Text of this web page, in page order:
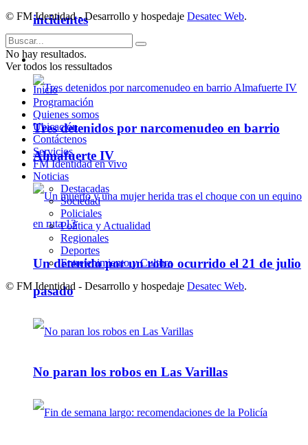
incidentes
Policiales
Tres detenidos por narcomenudeo en barrio
Almafuerte IV
Un detenido por un robo ocurrido el 21 de julio
pasado
No paran los robos en Las Varillas
© FM Identidad - Desarrollo y hospedaje Desatec Web.
No hay resultados.
Ver todos los ressultados
Inicio
Programación
Quienes somos
Ubicación
Contáctenos
Servicios
FM Identidad en vivo
Noticias
Destacadas
Sociedad
Policiales
Política y Actualidad
Regionales
Deportes
Entretenimiento y Cultura
© FM Identidad - Desarrollo y hospedaje Desatec Web.